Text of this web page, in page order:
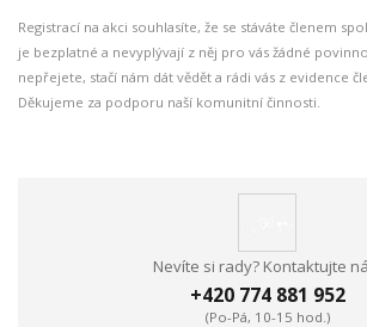
Registrací na akci souhlasíte, že se stáváte členem
je bezplatné a nevyplývají z něj pro vás žádné
nepřejete, stačí nám dát vědět a rádi vás z evidence
Děkujeme za podporu naší komunitní činnosti.
Nevíte si rady? Kontaktujte
+420 774 881 952
(Po-Pá, 10-15 hod.)